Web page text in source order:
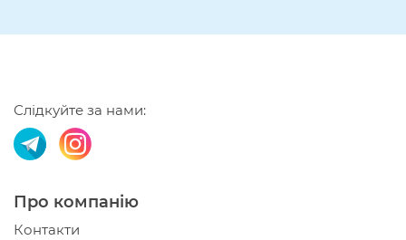
Слідкуйте за нами:
Про компанію
Контакти